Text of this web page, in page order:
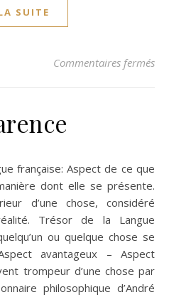
SUITE
Commentaires fermés
dont elle se présente.
d’une chose, considéré
Trésor de la Langue
ou quelque chose se
avantageux – Aspect
trompeur d’une chose par
philosophique d’André